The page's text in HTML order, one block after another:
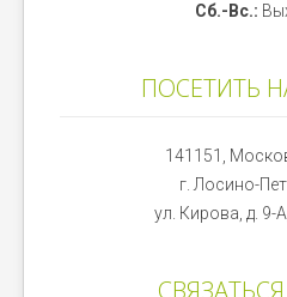
Сб.-Вс.:
ПОСЕТИТЬ
141151,
г. Лосино-
ул. Кирова, д. 9-